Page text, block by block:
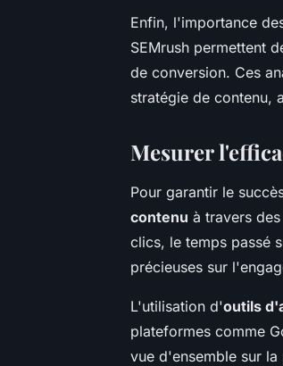
Enfin, l'importance
SEMrush permettent
de conversion. Ces
stratégie de contenu,
Mesurer
Pour garantir le
contenu à travers des
clics, le temps passé
précieuses sur
L'utilisation d'outils
plateformes comme
vue d'ensemble sur